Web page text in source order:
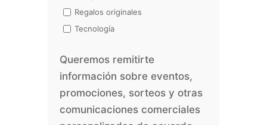
Regalos originales
Tecnología
Queremos remitirte
información sobre eventos,
promociones, sorteos y otras
comunicaciones comerciales